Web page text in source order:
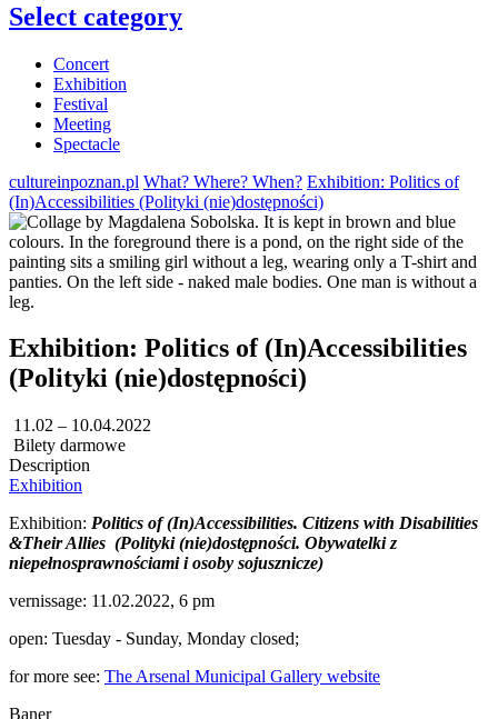
Select category
Concert
Exhibition
Festival
Meeting
Spectacle
cultureinpoznan.pl What? Where? When? Exhibition: Politics of
(In)Accessibilities (Polityki (nie)dostępności)
Exhibition: Politics of (In)Accessibilities
(Polityki (nie)dostępności)
11.02 – 10.04.2022
Bilety darmowe
Description
Exhibition
Exhibition: Politics of (In)Accessibilities. Citizens with Disabilities
&Their Allies (Polityki (nie)dostępności. Obywatelki z
niepełnosprawnościami i osoby sojusznicze)
vernissage: 11.02.2022, 6 pm
open: Tuesday - Sunday, Monday closed;
for more see: The Arsenal Municipal Gallery website
Baner